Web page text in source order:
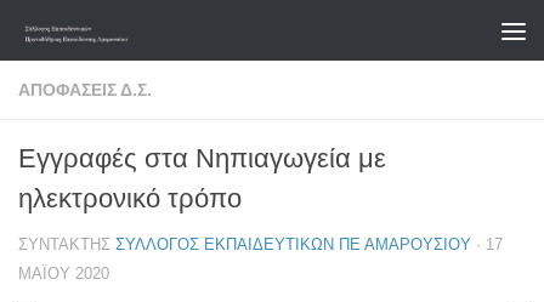
Skip to content
ΑΠΟΦΆΣΕΙΣ Δ.Σ.
Εγγραφές στα Νηπιαγωγεία με
ηλεκτρονικό τρόπο
ΣΥΝΤΆΚΤΗΣ ΣΎΛΛΟΓΟΣ ΕΚΠΑΙΔΕΥΤΙΚΏΝ ΠΕ ΑΜΑΡΟΥΣΊΟΥ · 17
ΜΑΪ́ΟΥ 2020